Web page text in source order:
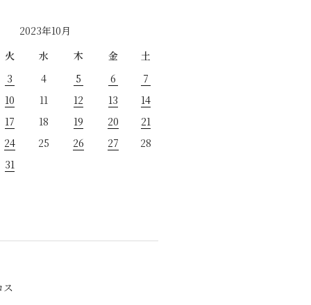
2023年10月
火 水 木 金
土
3 4 5 6
7
10 11 12 13
14
17 18 19 20
21
24 25 26 27
28
31
ス